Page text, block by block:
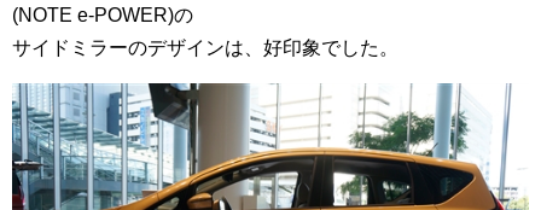
(NOTE e-POWER)の
サイドミラーのデザインは、好印象でした。